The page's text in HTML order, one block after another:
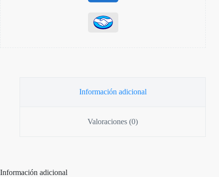
Información adicional
Valoraciones (0)
Información adicional